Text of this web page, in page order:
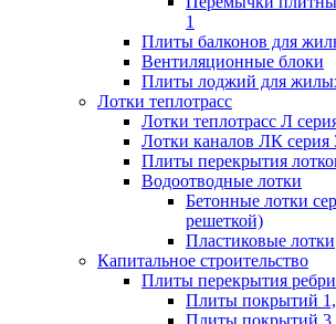
1
Плиты балконов для
Вентиляционные блоки
Плиты лоджий для
Лотки теплотрасс
Лотки теплотрасс Л
Лотки каналов ЛК серия
Плиты перекрытия
Водоотводные лотки
Бетонные лотки
решеткой)
Пластиковые лотки
Капитальное строительство
Плиты перекрытия
Плиты покрытий
Плиты покрытий 3